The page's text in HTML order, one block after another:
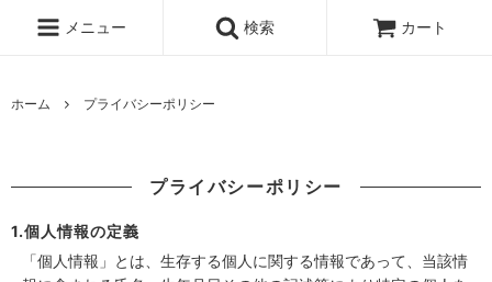
メニュー 検索 カート
ホーム プライバシーポリシー
プライバシーポリシー
1.個人情報の定義
「個人情報」とは、生存する個人に関する情報であって、当該情